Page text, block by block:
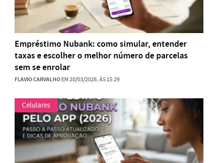
Empréstimo Nubank: como simular, entender
taxas e escolher o melhor número de parcelas
sem se enrolar
FLAVIO CARVALHOEM 20/03/2026, ÀS 15:29
Celulares